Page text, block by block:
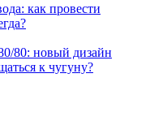
как провести
80: новый дизайн
к чугуну?